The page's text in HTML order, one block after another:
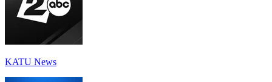
KATU News